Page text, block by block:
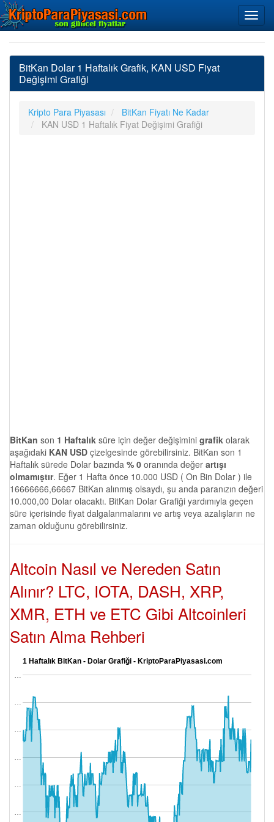
BitKan Dolar 1 Haftalık Grafik, KAN USD Fiyat
Değişimi Grafiği
Kripto Para Piyasası
BitKan Fiyatı Ne Kadar
KAN USD 1 Haftalık Fiyat Değişimi Grafiği
BitKan son 1 Haftalık süre için değer değişimini grafik olarak
aşağıdaki KAN USD çizelgesinde görebilirsiniz. BitKan son 1
Haftalık sürede Dolar bazında % 0 oranında değer artışı
olmamıştır. Eğer 1 Hafta önce 10.000 USD ( On Bin Dolar ) ile
16666666,66667 BitKan alınmış olsaydı, şu anda paranızın değeri
10.000,00 Dolar olacaktı. BitKan Dolar Grafiği yardımıyla geçen
süre içerisinde fiyat dalgalanmalarını ve artış veya azalışların ne
zaman olduğunu görebilirsiniz.
Altcoin Nasıl ve Nereden Satın
Alınır? LTC, IOTA, DASH, XRP,
XMR, ETH ve ETC Gibi Altcoinleri
Satın Alma Rehberi
1 Haftalık BitKan - Dolar Grafiği - KriptoParaPiyasasi.com
…
…
…
…